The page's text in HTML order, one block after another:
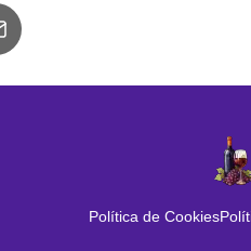
Política de Cookies